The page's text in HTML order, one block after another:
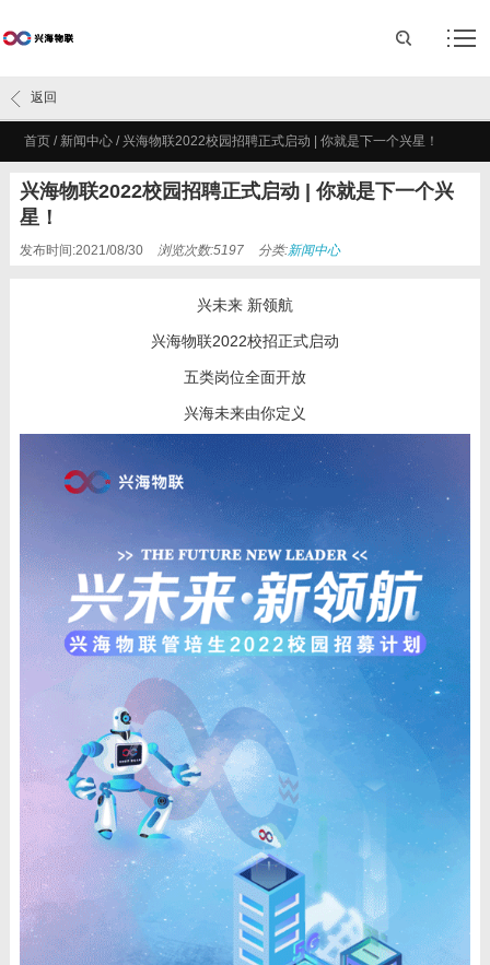
首页 / 新闻中心 / 兴海物联2022校园招聘正式启动 | 你就是下一个兴星！
返回
兴海物联2022校园招聘正式启动 | 你就是下一个兴
星！
发布时间:2021/08/30 浏览次数:5197 分类:新闻中心
兴未来 新领航
兴海物联2022校招正式启动
五类岗位全面开放
兴海未来由你定义